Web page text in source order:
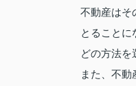
不動産はそ
とることに
どの方法を
また、不動